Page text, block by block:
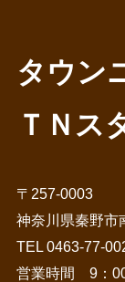
タウン
ＴＮス
〒257-0003
神奈川県秦野市
TEL 0463-77-
営業時間 9：